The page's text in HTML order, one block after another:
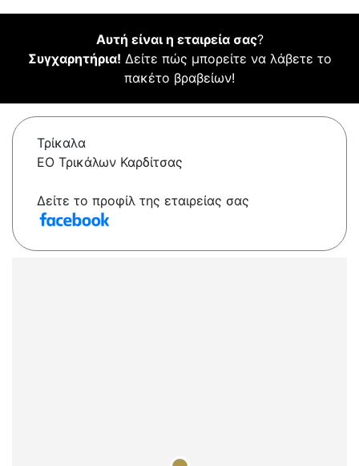
Αυτή είναι η εταιρεία σας?
Συγχαρητήρια! Δείτε πώς μπορείτε να λάβετε το
πακέτο βραβείων!
Τρίκαλα
ΕΟ Τρικάλων Καρδίτσας
Δείτε το προφίλ της εταιρείας σας